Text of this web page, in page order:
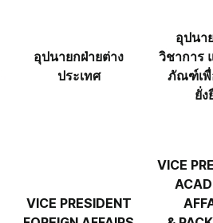
อุปนายกฝ่ายต่าง
ประเทศ
อุปนา
วิชาการ
ภัณฑ์เพื่
ยั่ง
VICE PRESIDENT
VICE